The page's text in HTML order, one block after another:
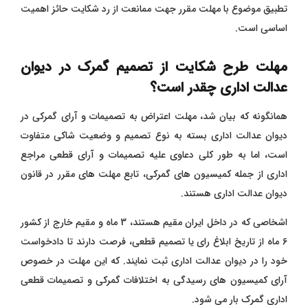
تطبیق موضوع با مهلت مقرر جهت ممانعت از رد شکایت حائز اهمیت
اساسی است.
مهلت طرح شکایت از تصمیم گمرک در دیوان
عدالت اداری چقدر است؟
همانگونه که بیان شد، مهلت اعتراض به تصمیمات و آرای گمرکی در
دیوان عدالت اداری بسته به نوع تصمیم و وضعیت شاکی متفاوت
است، اما به طور کلی دعاوی علیه تصمیمات و آرای قطعی مراجع
اداری از جمله کمیسیون های گمرکی، تابع مهلت های مقرر در قانون
دیوان عدالت اداری هستند.
اشخاصی که در داخل ایران مقیم هستند، 3 ماه و مقیم خارج از کشور
6 ماه از تاریخ ابلاغ رای یا تصمیم قطعی، فرصت دارند تا دادخواست
خود را در دیوان عدالت اداری ثبت نمایند. که این مهلت در خصوص
آرای کمیسیون های رسیدگی به اختلافات گمرکی و تصمیمات قطعی
اداری گمرک بار می شود.